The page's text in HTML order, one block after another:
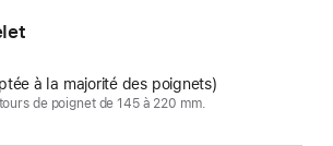
à la majorité des poignets)
de poignet de 145 à 220 mm.